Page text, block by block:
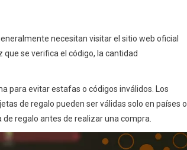
necesitan visitar el sitio web oficial
que se verifica el código, la cantidad
para evitar estafas o códigos inválidos. Los
de regalo pueden ser válidas solo en países o
regalo antes de realizar una compra.